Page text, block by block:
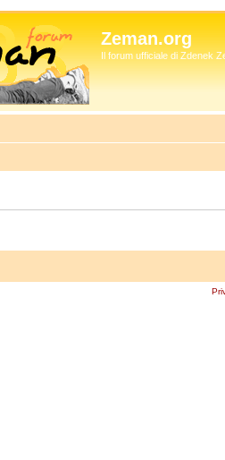
Zeman.org
Il forum ufficiale di Zdenek